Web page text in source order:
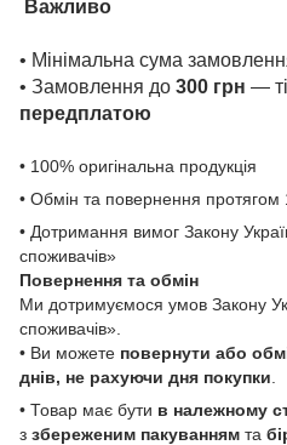
Важливо
• Мінімальна сума
• Замовлення до 300 грн —
передплатою
• 100% оригінальна продукція
• Обмін та повернення протягом
• Дотримання вимог Закону
споживачів»
Повернення та обмін
Ми дотримуємося умов Закону
споживачів».
• Ви можете повернути або
днів, не рахуючи дня покупки
• Товар має бути в належному
з збереженим пакуванням та